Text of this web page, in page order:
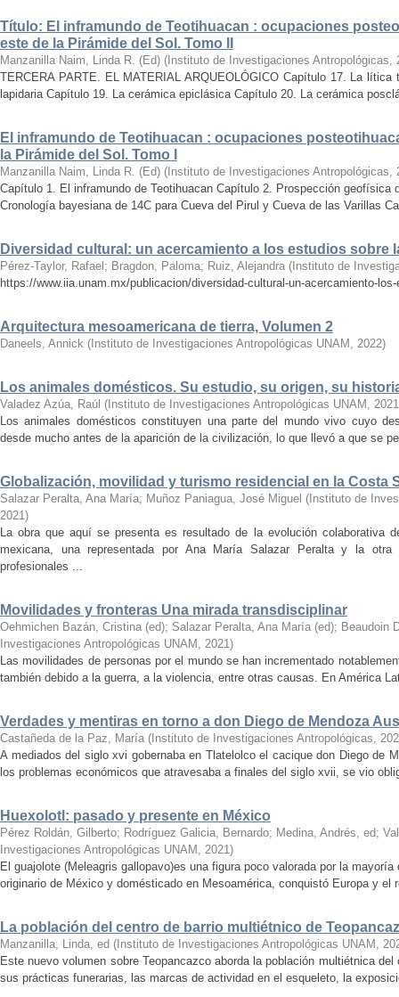
Título: El inframundo de Teotihuacan : ocupaciones
este de la Pirámide del Sol. Tomo II
Manzanilla Naim, Linda R. (Ed) ( Instituto de Investigaciones Antropológicas,
TERCERA PARTE. EL MATERIAL ARQUEOLÓGICO Capítulo 17. La
lapidaria Capítulo 19. La cerámica epiclásica Capítulo 20. La cerámica
El inframundo de Teotihuacan : ocupaciones
la Pirámide del Sol. Tomo I
Manzanilla Naim, Linda R. (Ed) ( Instituto de Investigaciones Antropológicas,
Capítulo 1. El inframundo de Teotihuacan Capítulo 2. Prospección geofísica
Cronología bayesiana de 14C para Cueva del Pirul y Cueva de las Varillas
Diversidad cultural: un acercamiento a los estudios sobre
Pérez-Taylor, Rafael ; Bragdon, Paloma; Ruiz, Alejandra ( Instituto de
https://www.iia.unam.mx/publicacion/diversidad-cultural-un-acercamiento-
Arquitectura mesoamericana de tierra, Volumen 2
Daneels, Annick ( Instituto de Investigaciones Antropológicas UNAM , 2022)
Los animales domésticos. Su estudio, su origen, su
Valadez Azúa, Raúl ( Instituto de Investigaciones Antropológicas UNAM ,
Los animales domésticos constituyen una parte del mundo vivo cuyo
desde mucho antes de la aparición de la civilización, lo que llevó a que se
Globalización, movilidad y turismo residencial en la Costa
Salazar Peralta, Ana María; Muñoz Paniagua, José Miguel ( Instituto de
2021)
La obra que aquí se presenta es resultado de la evolución colaborativa
mexicana, una representada por Ana María Salazar Peralta y la otra
profesionales ...
Movilidades y fronteras Una mirada transdisciplinar
Oehmichen Bazán, Cristina (ed); Salazar Peralta, Ana María (ed); Beaudoin
Investigaciones Antropológicas UNAM , 2021)
Las movilidades de personas por el mundo se han incrementado
también debido a la guerra, a la violencia, entre otras causas. En América
Verdades y mentiras en torno a don Diego de Mendoza
Castañeda de la Paz, María ( Instituto de Investigaciones Antropológicas,
A mediados del siglo xvi gobernaba en Tlatelolco el cacique don Diego de
los problemas económicos que atra­ve­sa­ba ­a ­finales ­del ­siglo xvii, se vio
Huexolotl: pasado y presente en México
Pérez Roldán, Gilberto; Rodríguez Galicia, Bernardo; Medina, Andrés, ed;
Investigaciones Antropológicas UNAM , 2021)
El guajolote (Meleagris gallopavo)es una figura poco valorada por la
originario de México y domésticado en Mesoamérica, conquistó Europa y el
La población del centro de barrio multiétnico de
Manzanilla, Linda, ed ( Instituto de Investigaciones Antropológicas UNAM ,
Este nuevo volumen sobre Teopancazco aborda la población multiétnica
sus prácticas funerarias, las marcas de actividad en el esqueleto, la